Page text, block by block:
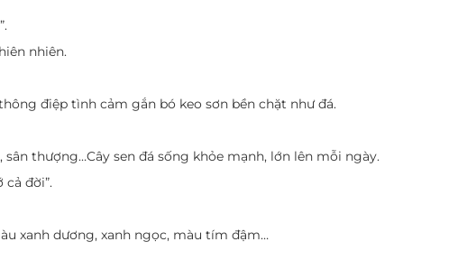
nhiên.
điệp tình cảm gắn bó keo sơn bền chặt như đá.
thượng…Cây sen đá sống khỏe mạnh, lớn lên mỗi ngày.
đời”.
xanh dương, xanh ngọc, màu tím đậm…